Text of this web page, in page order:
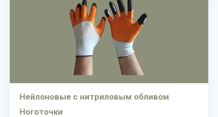
Нейлоновые с нитриловым обливом
Ноготочки